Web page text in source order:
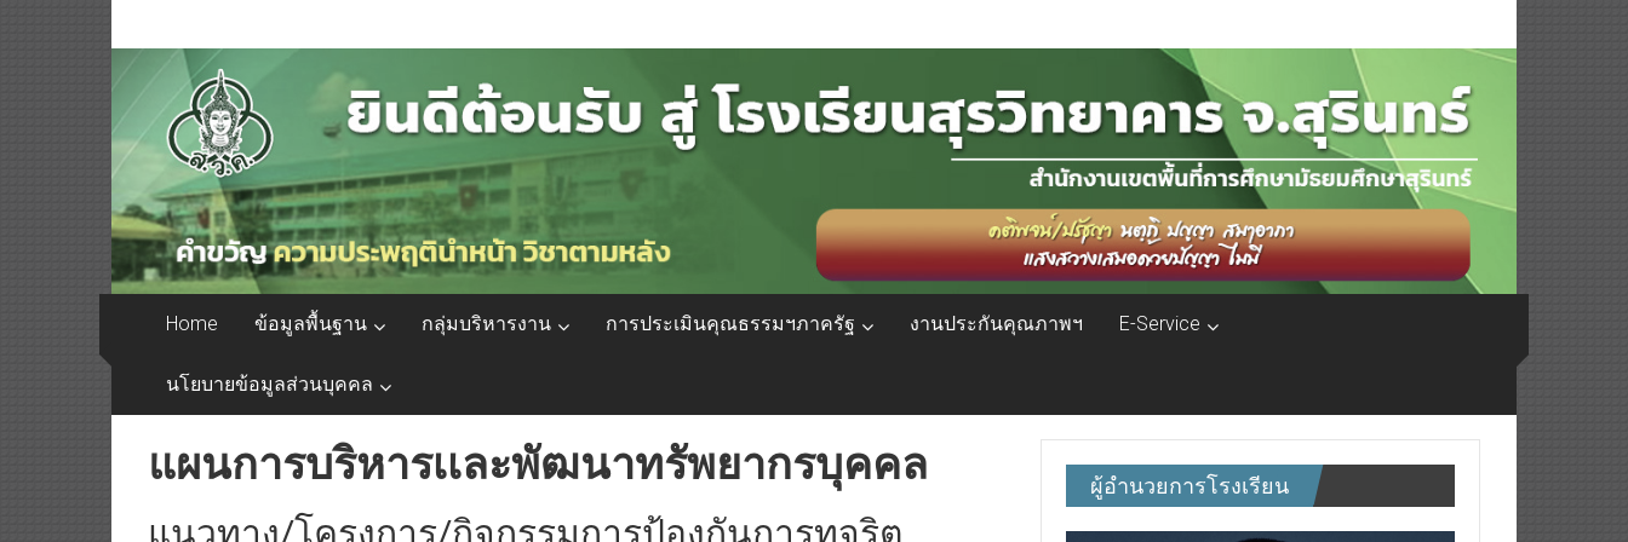
Home ข้อมูลพื้นฐาน กลุ่มบริหารงาน การประเมินคุณธรรมฯภาครัฐ งานประกันคุณภาพฯ E-Service
นโยบายข้อมูลส่วนบุคคล
แผนการบริหารเเละพัฒนาทรัพยากรบุคคล
แนวทาง/โครงการ/กิจกรรมการป้องกันการทุจริต
ผู้อำนวยการโรงเรียน